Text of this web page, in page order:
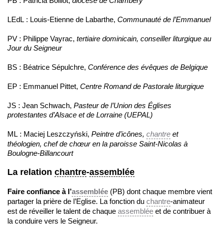
LEdL : Louis-Etienne de Labarthe, Communauté de l’Emmanuel
PV : Philippe Vayrac, tertiaire dominicain, conseiller liturgique au
Jour du Seigneur
BS : Béatrice Sépulchre, Conférence des évêques de Belgique
EP : Emmanuel Pittet, Centre Romand de Pastorale liturgique
JS : Jean Schwach, Pasteur de l’Union des Églises
protestantes d’Alsace et de Lorraine (UEPAL)
ML : Maciej Leszczyński, Peintre d’icônes, chantre et
théologien, chef de chœur en la paroisse Saint-Nicolas à
Boulogne-Billancourt
La relation chantre-assemblée
Faire confiance à l’assemblée (PB) dont chaque membre vient
partager la prière de l’Eglise. La fonction du chantre-animateur
est de réveiller le talent de chaque assemblée et de contribuer à
la conduire vers le Seigneur.